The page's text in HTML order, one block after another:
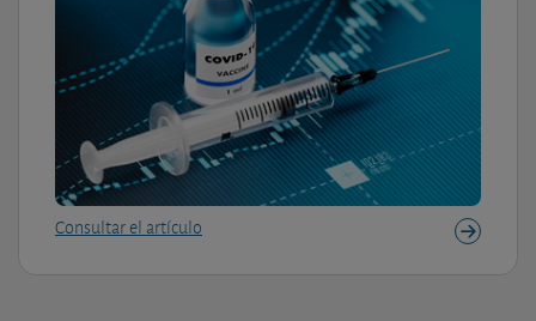
Consultar el artículo